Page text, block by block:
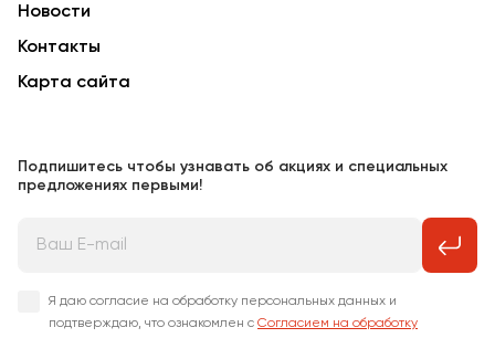
Новости
Контакты
Карта сайта
Подпишитесь чтобы узнавать об акциях и специальных
предложениях первыми!
Я даю согласие на обработку персональных данных и
подтверждаю, что ознакомлен с Согласием на обработку